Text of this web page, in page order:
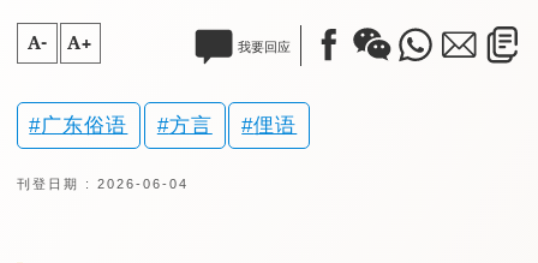
A- A+ 我要回应
广东俗语 方言 俚语
刊登日期 : 2026-06-04